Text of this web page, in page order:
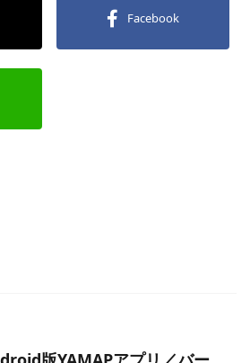
Facebook